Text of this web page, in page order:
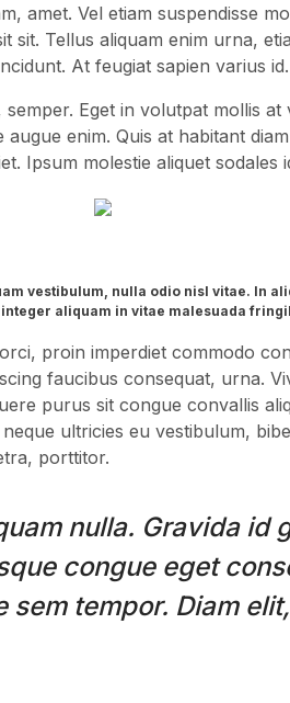
amet. Vel etiam suspendisse
sit. Tellus aliquam enim urna,
At feugiat sapien varius id.
Eget in volutpat mollis
enim. Quis at habitant
Ipsum molestie aliquet sodales
vestibulum, nulla odio nisl vitae. In
aliquam in vitae malesuada
proin imperdiet commodo
faucibus consequat, urna.
purus sit congue convallis
ultricies eu vestibulum,
porttitor.
nulla. Gravida id
congue eget
sem tempor. Diam